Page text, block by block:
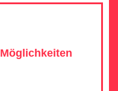
Möglichkeiten